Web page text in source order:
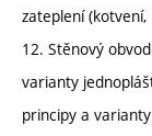
zateplení
12. Stěnový
varianty
principy a